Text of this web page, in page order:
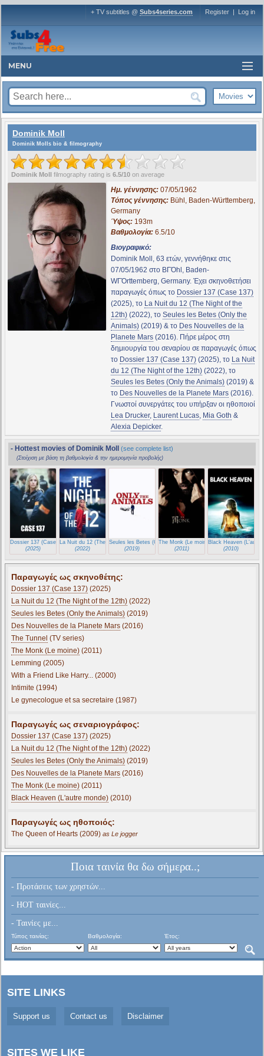
+ TV subtitles @ Subs4series.com Register | Log in
MENU
Dominik Moll
Dominik Molls bio & filmography
Dominik Moll filmography rating is 6.5/10 on average
Ημ. γέννησης:07/05/1962
Τόπος γέννησης:Bühl, Baden-Württemberg,
Germany
Ύψος:193m
Βαθμολογία:6.5/10
Βιογραφικό:
Dominik Moll, 63 ετών, γεννήθηκε στις
07/05/1962 στο BΓΌhl, Baden-
WΓΌrttemberg, Germany. Έχει σκηνοθετήσει
παραγωγές όπως το Dossier 137 (Case 137)
(2025), το La Nuit du 12 (The Night of the
12th)(2022), το Seules les Betes (Only the
Animals)(2019) & το Des Nouvelles de la
Planete Mars(2016). Πήρε μέρος στη
δημιουργία του σεναρίου σε παραγωγές όπως
το Dossier 137 (Case 137)(2025), το La Nuit
du 12 (The Night of the 12th)(2022), το
Seules les Betes (Only the Animals)(2019) &
το Des Nouvelles de la Planete Mars(2016).
Γνωστοί συνεργάτες του υπήρξαν οι ηθοποιοί
Lea Drucker, Laurent Lucas, Mia Goth &
Alexia Depicker.
- Hottest movies of Dominik Moll (see complete list)
(Στοίχιση με βάση τη βαθμολογία & την ημερομηνία προβολής)
Dossier 137 (Case 137)
(2025)
La Nuit du 12 (The Night of the 12th)
(2022)
Seules les Betes (Only the Animals)
(2019)
The Monk (Le moine)
(2011)
Black Heaven (L'autre
(2010)
Παραγωγές ως σκηνοθέτης:
Dossier 137 (Case 137) (2025)
La Nuit du 12 (The Night of the 12th) (2022)
Seules les Betes (Only the Animals) (2019)
Des Nouvelles de la Planete Mars (2016)
The Tunnel (TV series)
The Monk (Le moine) (2011)
Lemming (2005)
With a Friend Like Harry... (2000)
Intimite (1994)
Le gynecologue et sa secretaire (1987)
Παραγωγές ως σεναριογράφος:
Dossier 137 (Case 137) (2025)
La Nuit du 12 (The Night of the 12th) (2022)
Seules les Betes (Only the Animals) (2019)
Des Nouvelles de la Planete Mars (2016)
The Monk (Le moine) (2011)
Black Heaven (L'autre monde) (2010)
Παραγωγές ως ηθοποιός:
The Queen of Hearts (2009) as Le jogger
Ποια ταινία θα δω σήμερα..;
- Προτάσεις των χρηστών...
- HOT ταινίες...
- Ταινίες με...
Τύπος ταινίας: Βαθμολογία: Έτος:
SITE LINKS
Support us Contact us Disclaimer
SITES WE LIKE